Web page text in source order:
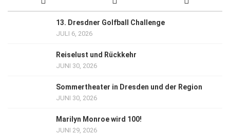
13. Dresdner Golfball Challenge
JULI 6, 2026
Reiselust und Rückkehr
JUNI 30, 2026
Sommertheater in Dresden und der Region
JUNI 30, 2026
Marilyn Monroe wird 100!
JUNI 29, 2026